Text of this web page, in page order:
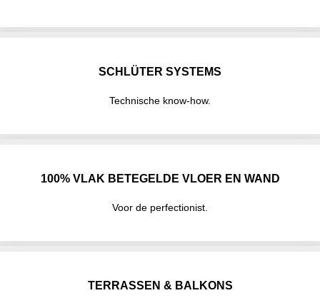
SCHLÜTER SYSTEMS
Technische know-how.
100% VLAK BETEGELDE VLOER EN WAND
Voor de perfectionist.
TERRASSEN & BALKONS